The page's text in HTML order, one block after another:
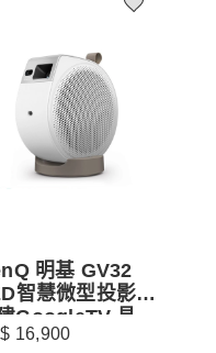
明基 GV32
智慧微型投影機
GoogleTV 具
旋轉底座
16,900